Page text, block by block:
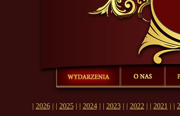
Ostatnie wydarzenia z życia
2026| | 2025| | 2024| | 2023| | 2022| | 2021